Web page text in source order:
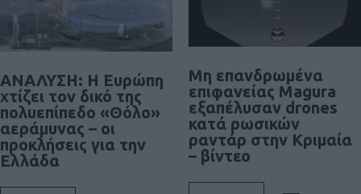
ΑΝΑΛΥΣΗ: Η Ευρώπη
χτίζει τον δικό της
πολυεπίπεδο «Θόλο»
αεράμυνας – οι
προκλήσεις για την
Ελλάδα
Μη επανδρωμένα
επιφανείας Magura
εξαπέλυσαν drones
κατά ρωσικών
ραντάρ στην Κριμαία
– βίντεο